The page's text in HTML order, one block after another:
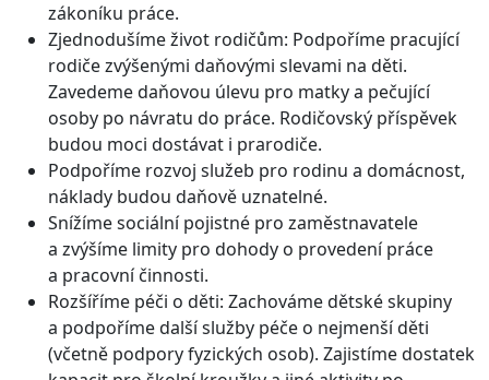
zákoníku práce.
Zjednodušíme život rodičům: Podpoříme pracující
rodiče zvýšenými daňovými slevami na děti.
Zavedeme daňovou úlevu pro matky a pečující
osoby po návratu do práce. Rodičovský příspěvek
budou moci dostávat i prarodiče.
Podpoříme rozvoj služeb pro rodinu a domácnost,
náklady budou daňově uznatelné.
Snížíme sociální pojistné pro zaměstnavatele
a zvýšíme limity pro dohody o provedení práce
a pracovní činnosti.
Rozšíříme péči o děti: Zachováme dětské skupiny
a podpoříme další služby péče o nejmenší děti
(včetně podpory fyzických osob). Zajistíme dostatek